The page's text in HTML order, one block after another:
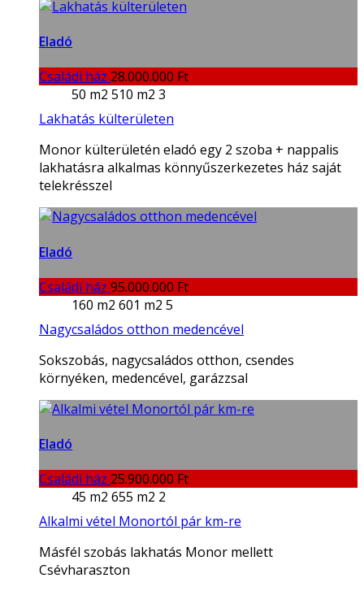
Eladó
Családi ház 28.000.000 Ft
50 m2 510 m2 3
Lakhatás külterületen
Monor külterületén eladó egy 2 szoba + nappalis
lakhatásra alkalmas könnyűszerkezetes ház saját
telekrésszel
Eladó
Családi ház 95.000.000 Ft
160 m2 601 m2 5
Nagycsaládos otthon medencével
Sokszobás, nagycsaládos otthon, csendes
környéken, medencével, garázzsal
Eladó
Családi ház 25.900.000 Ft
45 m2 655 m2 2
Alkalmi vétel Monortól pár km-re
Másfél szobás lakhatás Monor mellett
Csévharaszton